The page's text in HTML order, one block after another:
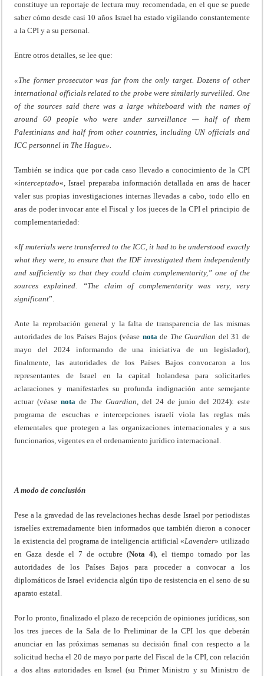
constituye un reportaje de lectura muy recomendada, en el que se puede
saber cómo desde casi 10 años Israel ha estado vigilando constantemente
a la CPI y a su personal.
Entre otros detalles, se lee que:
«The former prosecutor was far from the only target. Dozens of other
international officials related to the probe were similarly surveilled. One
of the sources said there was a large whiteboard with the names of
around 60 people who were under surveillance — half of them
Palestinians and half from other countries, including UN officials and
ICC personnel in The Hague».
También se indica que por cada caso llevado a conocimiento de la CPI
«interceptado«, Israel preparaba información detallada en aras de hacer
valer sus propias investigaciones internas llevadas a cabo, todo ello en
aras de poder invocar ante el Fiscal y los jueces de la CPI el principio de
complementariedad:
«If materials were transferred to the ICC, it had to be understood exactly
what they were, to ensure that the IDF investigated them independently
and sufficiently so that they could claim complementarity,” one of the
sources explained. “The claim of complementarity was very, very
significant”.
Ante la reprobación general y la falta de transparencia de las mismas
autoridades de los Países Bajos (véase notade The Guardian del 31 de
mayo del 2024 informando de una iniciativa de un legislador),
finalmente, las autoridades de los Países Bajos convocaron a los
representantes de Israel en la capital holandesa para solicitarles
aclaraciones y manifestarles su profunda indignación ante semejante
actuar (véasenota de The Guardian, del 24 de junio del 2024): este
programa de escuchas e intercepciones israelí viola las reglas más
elementales que protegen a las organizaciones internacionales y a sus
funcionarios, vigentes en el ordenamiento jurídico internacional.
A modo de conclusión
Pese a la gravedad de las revelaciones hechas desde Israel por periodistas
israelíes extremadamente bien informados que también dieron a conocer
la existencia del programa de inteligencia artificial «Lavender» utilizado
en Gaza desde el 7 de octubre (Nota 4), el tiempo tomado por las
autoridades de los Países Bajos para proceder a convocar a los
diplomáticos de Israel evidencia algún tipo de resistencia en el seno de su
aparato estatal.
Por lo pronto, finalizado el plazo de recepción de opiniones jurídicas, son
los tres jueces de la Sala de lo Preliminar de la CPI los que deberán
anunciar en las próximas semanas su decisión final con respecto a la
solicitud hecha el 20 de mayo por parte del Fiscal de la CPI, con relación
a dos altas autoridades en Israel (su Primer Ministro y su Ministro de